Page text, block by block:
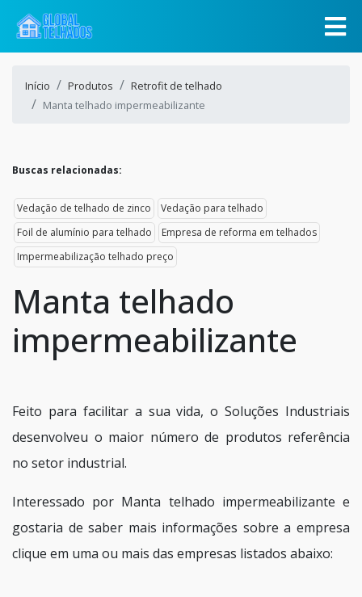
Início Produtos
Retrofit de telhado
Manta telhado impermeabilizante
Buscas relacionadas:
Vedação de telhado de zinco
Vedação para telhado
Foil de alumínio para telhado
Empresa de reforma em telhados
Impermeabilização telhado preço
Manta telhado
impermeabilizante
Feito para facilitar a sua vida, o Soluções Industriais
desenvolveu o maior número de produtos referência
no setor industrial.
Interessado por Manta telhado impermeabilizante e
gostaria de saber mais informações sobre a empresa
clique em uma ou mais das empresas listados abaixo: